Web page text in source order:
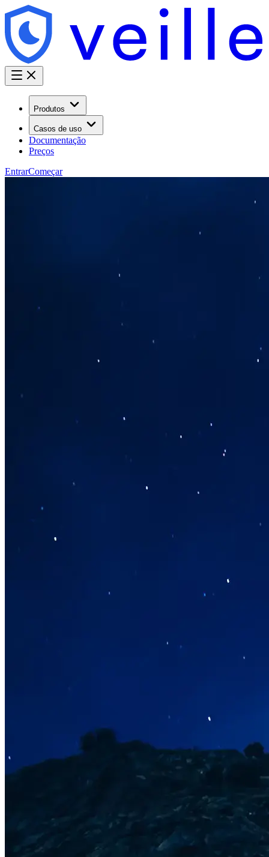
Produtos
Casos de uso
Documentação
Preços
EntrarComeçar